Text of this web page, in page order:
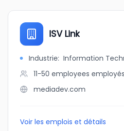
ISV Link
Industrie: Information
11-50 employees employés
mediadev.com
Voir les emplois et détails